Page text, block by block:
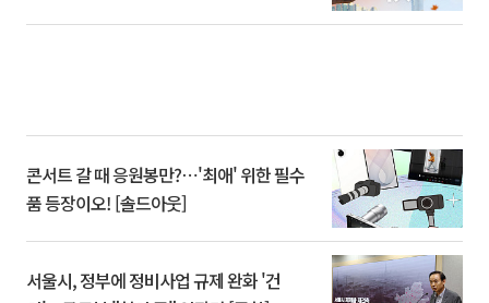
콘서트 갈 때 응원봉만?⋯'최애' 위한 필수
품 등장이오! [솔드아웃]
서울시, 정부에 정비사업 규제 완화 '건